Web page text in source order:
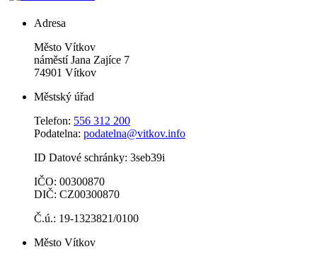
Adresa
Město Vítkov
náměstí Jana Zajíce 7
74901 Vítkov
Městský úřad
Telefon: 556 312 200
Podatelna: podatelna@vitkov.info
ID Datové schránky: 3seb39i
IČO: 00300870
DIČ: CZ00300870
Č.ú.: 19-1323821/0100
Město Vítkov